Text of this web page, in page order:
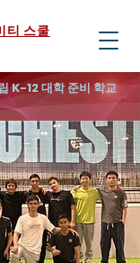
티 스쿨
K-12 대학 준비 학교